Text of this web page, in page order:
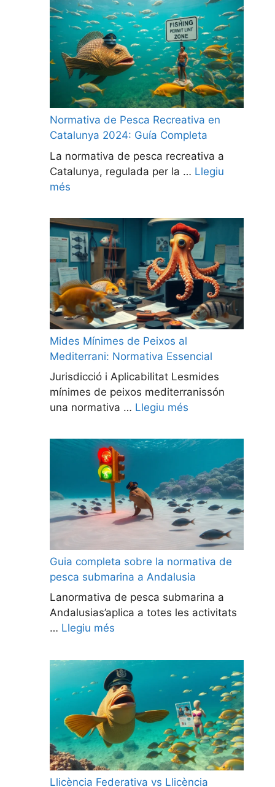
Normativa de Pesca Recreativa en
Catalunya 2024: Guía Completa
La normativa de pesca recreativa a
Catalunya, regulada per la … Llegiu
més
Mides Mínimes de Peixos al
Mediterrani: Normativa Essencial
Jurisdicció i Aplicabilitat Lesmides
mínimes de peixos mediterranissón
una normativa … Llegiu més
Guia completa sobre la normativa de
pesca submarina a Andalusia
Lanormativa de pesca submarina a
Andalusias’aplica a totes les activitats
… Llegiu més
Llicència Federativa vs Llicència